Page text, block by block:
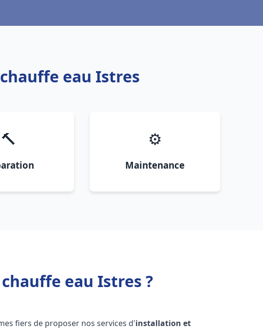
eau Istres
🔨 ⚙️
Maintenance
eau Istres ?
fiers de proposer nos services d'installation et